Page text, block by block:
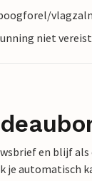
niet vereist
en blijf
je automatisch